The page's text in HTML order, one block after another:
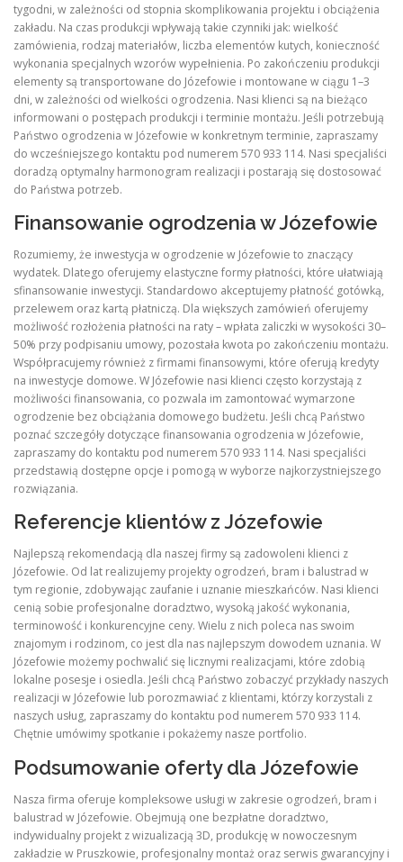
tygodni, w zależności od stopnia skomplikowania projektu i obciążenia
zakładu. Na czas produkcji wpływają takie czynniki jak: wielkość
zamówienia, rodzaj materiałów, liczba elementów kutych, konieczność
wykonania specjalnych wzorów wypełnienia. Po zakończeniu produkcji
elementy są transportowane do Józefowie i montowane w ciągu 1–3
dni, w zależności od wielkości ogrodzenia. Nasi klienci są na bieżąco
informowani o postępach produkcji i terminie montażu. Jeśli potrzebują
Państwo ogrodzenia w Józefowie w konkretnym terminie, zapraszamy
do wcześniejszego kontaktu pod numerem 570 933 114. Nasi specjaliści
doradzą optymalny harmonogram realizacji i postarają się dostosować
do Państwa potrzeb.
Finansowanie ogrodzenia w Józefowie
Rozumiemy, że inwestycja w ogrodzenie w Józefowie to znaczący
wydatek. Dlatego oferujemy elastyczne formy płatności, które ułatwiają
sfinansowanie inwestycji. Standardowo akceptujemy płatność gotówką,
przelewem oraz kartą płatniczą. Dla większych zamówień oferujemy
możliwość rozłożenia płatności na raty – wpłata zaliczki w wysokości 30–
50% przy podpisaniu umowy, pozostała kwota po zakończeniu montażu.
Współpracujemy również z firmami finansowymi, które oferują kredyty
na inwestycje domowe. W Józefowie nasi klienci często korzystają z
możliwości finansowania, co pozwala im zamontować wymarzone
ogrodzenie bez obciążania domowego budżetu. Jeśli chcą Państwo
poznać szczegóły dotyczące finansowania ogrodzenia w Józefowie,
zapraszamy do kontaktu pod numerem 570 933 114. Nasi specjaliści
przedstawią dostępne opcje i pomogą w wyborze najkorzystniejszego
rozwiązania.
Referencje klientów z Józefowie
Najlepszą rekomendacją dla naszej firmy są zadowoleni klienci z
Józefowie. Od lat realizujemy projekty ogrodzeń, bram i balustrad w
tym regionie, zdobywając zaufanie i uznanie mieszkańców. Nasi klienci
cenią sobie profesjonalne doradztwo, wysoką jakość wykonania,
terminowość i konkurencyjne ceny. Wielu z nich poleca nas swoim
znajomym i rodzinom, co jest dla nas najlepszym dowodem uznania. W
Józefowie możemy pochwalić się licznymi realizacjami, które zdobią
lokalne posesje i osiedla. Jeśli chcą Państwo zobaczyć przykłady naszych
realizacji w Józefowie lub porozmawiać z klientami, którzy korzystali z
naszych usług, zapraszamy do kontaktu pod numerem 570 933 114.
Chętnie umówimy spotkanie i pokażemy nasze portfolio.
Podsumowanie oferty dla Józefowie
Nasza firma oferuje kompleksowe usługi w zakresie ogrodzeń, bram i
balustrad w Józefowie. Obejmują one bezpłatne doradztwo,
indywidualny projekt z wizualizacją 3D, produkcję w nowoczesnym
zakładzie w Pruszkowie, profesjonalny montaż oraz serwis gwarancyjny i